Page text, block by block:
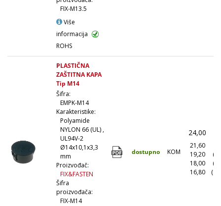
FIX-M13.5
Više
informacija
ROHS
PLASTIČNA
ZAŠTITNA KAPA
Tip M14
Šifra:
EMPK-M14
Karakteristike:
Polyamide
NYLON 66 (UL) ,
UL94V-2
Ø14x10,1x3,3
mm
Proizvođač:
FIX&FASTEN
Šifra
proizvođača:
FIX-M14
dostupno KOM
24,00
21,60
19,20
18,00
16,80